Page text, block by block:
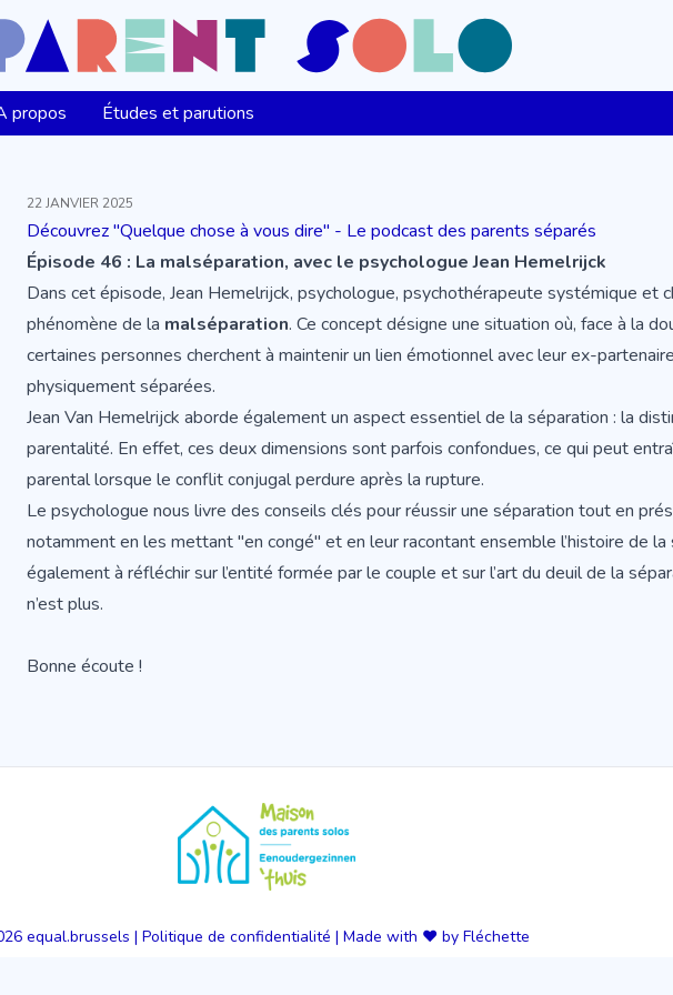
propos Études et parutions
22 JANVIER 2025
Découvrez "Quelque chose à vous dire" - Le podcast des parents séparés
Épisode 46 : La malséparation, avec le psychologue Jean Hemelrijck
Dans cet épisode, Jean Hemelrijck, psychologue, psychothérapeute systémique et
phénomène de la malséparation. Ce concept désigne une situation où, face à la
certaines personnes cherchent à maintenir un lien émotionnel avec leur ex-
physiquement séparées.
Jean Van Hemelrijck aborde également un aspect essentiel de la séparation : la
parentalité. En effet, ces deux dimensions sont parfois confondues, ce qui peut
parental lorsque le conflit conjugal perdure après la rupture.
Le psychologue nous livre des conseils clés pour réussir une séparation tout en
notamment en les mettant "en congé" et en leur racontant ensemble l’histoire de
également à réfléchir sur l’entité formée par le couple et sur l’art du deuil de la
n’est plus.
Bonne écoute !
equal.brussels | Politique de confidentialité | Made with ❤️ by Fléchette